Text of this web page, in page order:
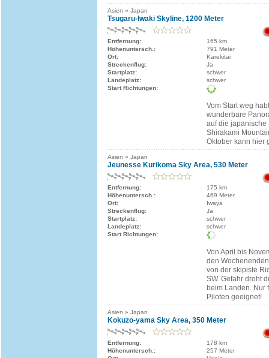
Asien » Japan
Tsugaru-Iwaki Skyline, 1200 Meter
Entfernung:
165 km
Höhenuntersch.:
791 Meter
Ort:
Karekitai
Streckenflug:
Ja
Startplatz:
schwer
Landeplatz:
schwer
Start Richtungen:
Vom Start weg
wunderbare
auf die japanische
Shirakami
Oktober kann hier
Asien » Japan
Jeunesse Kurikoma Sky Area, 530 Meter
Entfernung:
175 km
Höhenuntersch.:
469 Meter
Ort:
Iwaya
Streckenflug:
Ja
Startplatz:
schwer
Landeplatz:
schwer
Start Richtungen:
Von April bis
den
von der skipiste
SW. Gefahr droht
beim Landen. Nur
Piloten geeignet!
Asien » Japan
Kokuzo-yama Sky Area, 350 Meter
Entfernung:
178 km
Höhenuntersch.:
257 Meter